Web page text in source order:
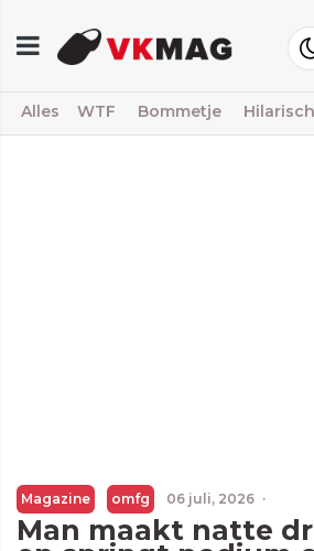
Alles WTF Bommetje Hilarisch
Magazine omfg 06 juli, 2026 ·
Man maakt natte